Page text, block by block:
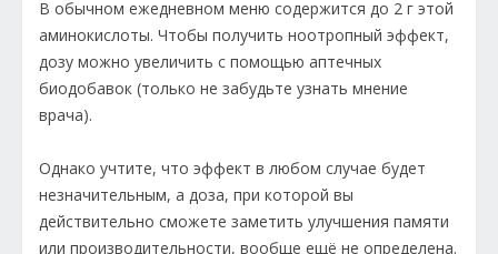
В обычном ежедневном меню содержится до 2 г этой
аминокислоты. Чтобы получить ноотропный эффект,
дозу можно увеличить с помощью аптечных
биодобавок (только не забудьте узнать мнение
врача).
Однако учтите, что эффект в любом случае будет
незначительным, а доза, при которой вы
действительно сможете заметить улучшения памяти
или производительности, вообще ещё не определена.